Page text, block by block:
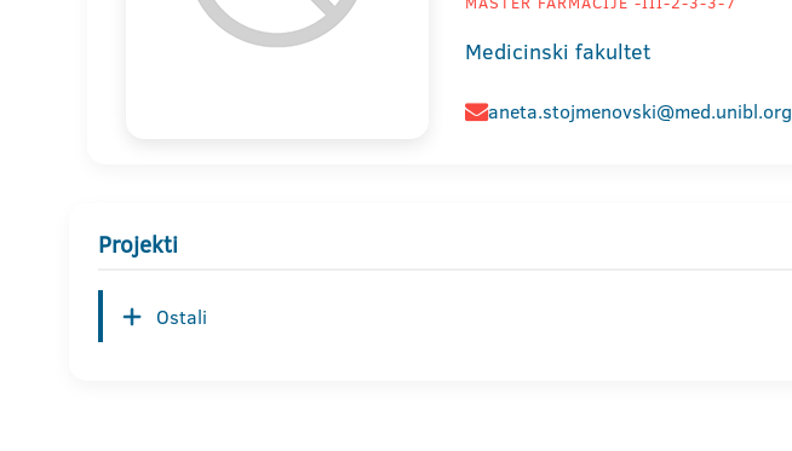
Medicinski fakultet
aneta.stojmenovski@med.unibl.org
Projekti
Ostali